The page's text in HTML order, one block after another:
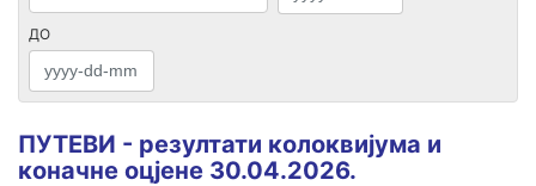
ДО
ПУТЕВИ - резултати колоквијума и
коначне оцјене 30.04.2026.